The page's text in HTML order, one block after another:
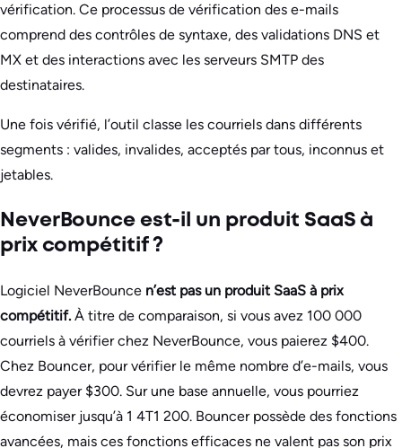
vérification. Ce processus de vérification des e-mails
comprend des contrôles de syntaxe, des validations DNS et
MX et des interactions avec les serveurs SMTP des
destinataires.
Une fois vérifié, l’outil classe les courriels dans différents
segments : valides, invalides, acceptés par tous, inconnus et
jetables.
NeverBounce est-il un produit SaaS à
prix compétitif ?
Logiciel NeverBounce n’est pas un produit SaaS à prix
compétitif. À titre de comparaison, si vous avez 100 000
courriels à vérifier chez NeverBounce, vous paierez $400.
Chez Bouncer, pour vérifier le même nombre d’e-mails, vous
devrez payer $300. Sur une base annuelle, vous pourriez
économiser jusqu’à 1 4T1 200. Bouncer possède des fonctions
avancées, mais ces fonctions efficaces ne valent pas son prix